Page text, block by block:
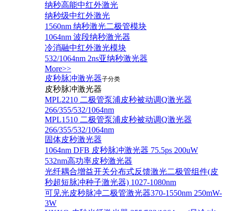
纳秒高能中红外激光
纳秒级中红外激光
1560nm 纳秒激光二极管模块
1064nm 波段纳秒激光器
冷消融中红外激光模块
532/1064nm 2ns亚纳秒激光器
More>>
皮秒脉冲激光器子分类
皮秒脉冲激光器
​MPL2210 二极管泵浦皮秒被动调Q激光器
266/355/532/1064nm
MPL1510 二极管泵浦皮秒被动调Q激光器
266/355/532/1064nm
固体皮秒激光器
1064nm DFB 皮秒脉冲激光器 75.5ps 200uW
532nm高功率皮秒激光器
光纤耦合增益开关分布式反馈激光二极管组件(皮
秒超短脉冲种子激光器) 1027-1080nm
可见光皮秒脉冲二极管激光器370-1550nm 250mW-
3W